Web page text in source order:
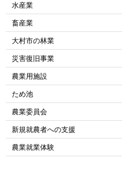
水産業
畜産業
大村市の林業
災害復旧事業
農業用施設
ため池
農業委員会
新規就農者への支援
農業就業体験